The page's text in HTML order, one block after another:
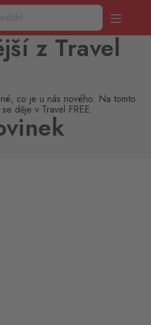
z Travel
co je u nás nového. Na tomto
děje v Travel FREE.